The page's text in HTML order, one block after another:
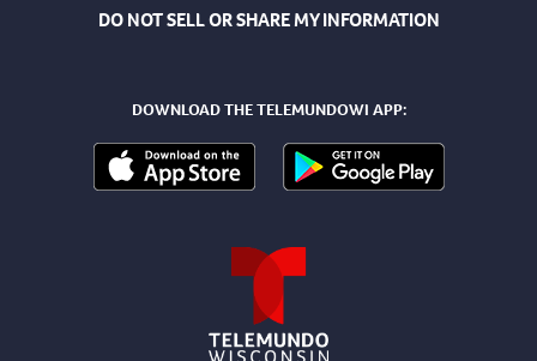
DO NOT SELL OR SHARE MY INFORMATION
DOWNLOAD THE TELEMUNDOWI APP: